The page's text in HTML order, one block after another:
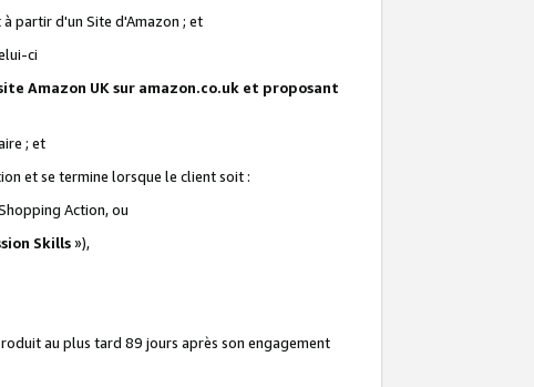
partir d'un Site d'Amazon ; et
ci
Amazon UK sur amazon.co.uk et proposant
; et
et se termine lorsque le client soit :
Action, ou
Skills»),
au plus tard 89 jours après son engagement